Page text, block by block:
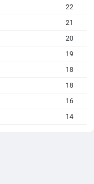
22
21
20
19
18
18
16
14